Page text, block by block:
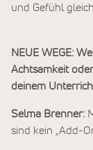
und Gefühl
NEUE WEGE:
Achtsamkeit
deinem
Selma Brenner:
sind kein „Add-